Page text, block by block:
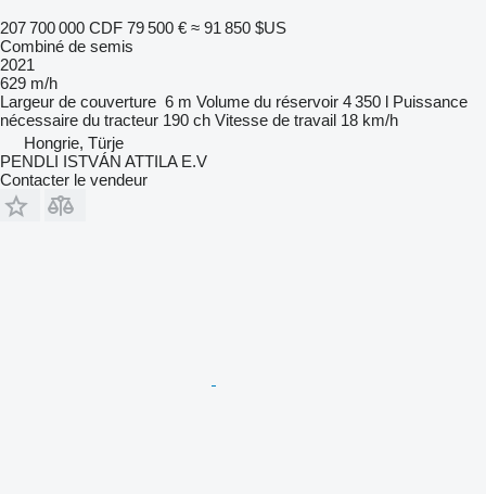
207 700 000 CDF 79 500 € ≈ 91 850 $US
Combiné de semis
2021
629 m/h
Largeur de couverture 6 m Volume du réservoir 4 350 l Puissance
nécessaire du tracteur 190 ch Vitesse de travail 18 km/h
Hongrie, Türje
PENDLI ISTVÁN ATTILA E.V
Contacter le vendeur